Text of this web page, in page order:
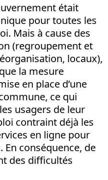
était
pour toutes les
Mais à cause des
(regroupement et
locaux),
la mesure
en place d’une
ce qui
usagers de leur
contraint déjà les
en ligne pour
conséquence, de
des difficultés